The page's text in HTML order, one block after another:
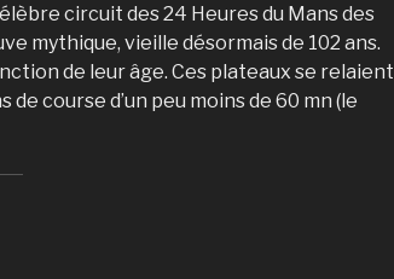
circuit des 24 Heures du Mans des
mythique, vieille désormais de 102 ans.
de leur âge. Ces plateaux se relaient
course d’un peu moins de 60 mn (le